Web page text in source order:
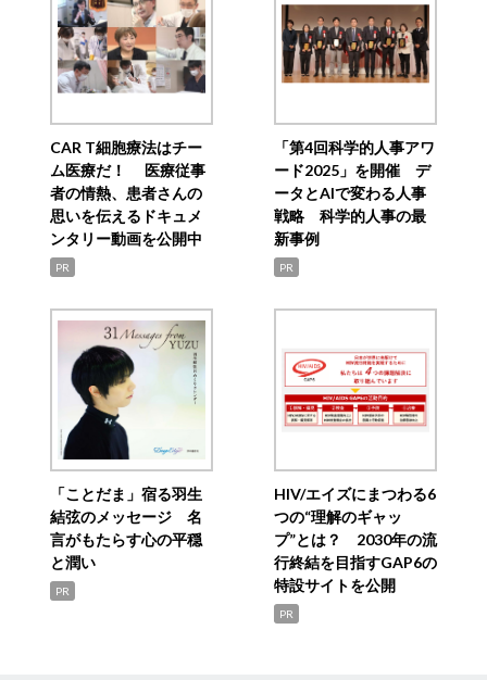
CAR T細胞療法はチー
ム医療だ！ 医療従事
者の情熱、患者さんの
思いを伝えるドキュメ
ンタリー動画を公開中
PR
「第4回科学的人事アワ
ード2025」を開催 デ
ータとAIで変わる人事
戦略 科学的人事の最
新事例
PR
「ことだま」宿る羽生
結弦のメッセージ 名
言がもたらす心の平穏
と潤い
PR
HIV/エイズにまつわる6
つの“理解のギャッ
プ”とは？ 2030年の流
行終結を目指すGAP6の
特設サイトを公開
PR